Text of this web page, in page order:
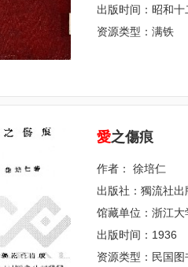
出版时间：昭和
资源类型：满铁
愛之傷痕
作者： 徐培仁
出版社：獨流社出
馆藏单位：浙江大
出版时间：1936
资源类型：民国图